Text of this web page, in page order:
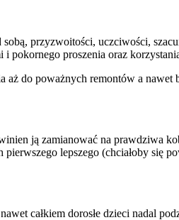
przyzwoitości, uczciwości,
proszenia oraz
do poważnych remontów a
ją zamianować na prawdziwa
lepszego (chciałoby się
całkiem dorosłe dzieci nadal